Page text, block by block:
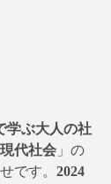
学ぶ大人の社
代社会 」の
です。 2024